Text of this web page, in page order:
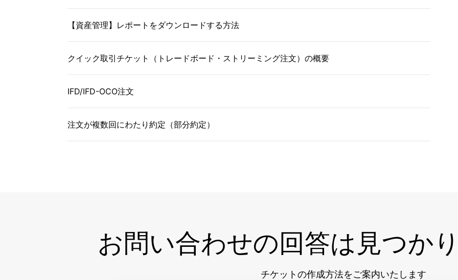
【資産管理】レポートをダウンロードする方法
クイック取引チケット（トレードボード・ストリーミング注文）の概要
IFD/IFD-OCO注文
注文が複数回にわたり約定（部分約定）
お問い合わせの回答は見つか
チケットの作成方法をご案内いたします